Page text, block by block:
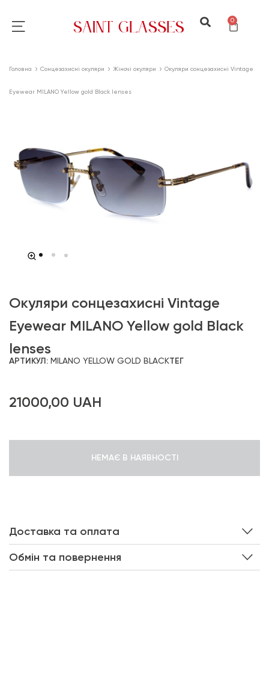
0
Головна Сонцезахисні окуляри Жіночі окуляри Окуляри сонцезахисні Vintage
Eyewear MILANO Yellow gold Black lenses
Окуляри сонцезахисні Vintage
Eyewear MILANO Yellow gold Black
lenses
АРТИКУЛ: MILANO YELLOW GOLD BLACKТЕГ
21000,00 UAH
НЕМАЄ В НАЯВНОСТІ
Доставка та оплата
Обмін та повернення